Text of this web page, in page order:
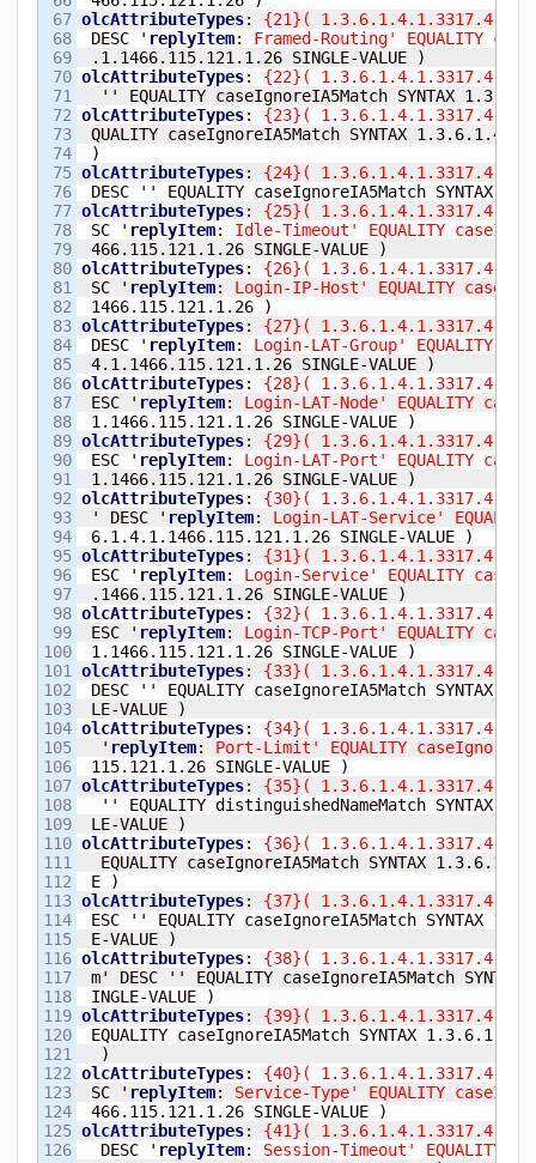
67
68
69
70
71
72
73
74
75
76
77
78
79
80
81
82
83
84
85
86
87
88
89
90
91
92
93
94
95
96
97
98
99
100
101
102
103
104
105
106
107
108
109
110
111
112
113
114
115
116
117
118
119
120
121
122
123
124
125
126
olcAttributeTypes: {21} (
DESC ' replyItem:
Framed-Routing' EQUALITY
.1.1466.115.121.1.26 SINGLE-VALUE
)
olcAttributeTypes: {22} (
'' EQUALITY caseIgnoreIA5Match SYNTAX
olcAttributeTypes: {23} (
QUALITY caseIgnoreIA5Match SYNTAX
)
olcAttributeTypes: {24} (
DESC '' EQUALITY caseIgnoreIA5Match SYNTAX
olcAttributeTypes: {25} (
SC ' replyItem:
Idle-Timeout' EQUALITY
466.115.121.1.26 SINGLE-VALUE
)
olcAttributeTypes: {26} (
SC ' replyItem:
Login-IP-Host' EQUALITY
1466.115.121.1.26
)
olcAttributeTypes: {27} (
DESC ' replyItem:
Login-LAT-Group' EQUALITY
4.1.1466.115.121.1.26 SINGLE-VALUE
)
olcAttributeTypes: {28} (
ESC ' replyItem:
Login-LAT-Node' EQUALITY
1.1466.115.121.1.26 SINGLE-VALUE
)
olcAttributeTypes: {29} (
ESC ' replyItem:
Login-LAT-Port' EQUALITY
1.1466.115.121.1.26 SINGLE-VALUE
)
olcAttributeTypes: {30} (
' DESC ' replyItem:
Login-LAT-Service'
6.1.4.1.1466.115.121.1.26 SINGLE-VALUE
)
olcAttributeTypes: {31} (
ESC ' replyItem:
Login-Service' EQUALITY
.1466.115.121.1.26 SINGLE-VALUE
)
olcAttributeTypes: {32} (
ESC ' replyItem:
Login-TCP-Port' EQUALITY
1.1466.115.121.1.26 SINGLE-VALUE
)
olcAttributeTypes: {33} (
DESC '' EQUALITY caseIgnoreIA5Match SYNTAX
LE-VALUE
)
olcAttributeTypes: {34} (
  '
replyItem:
Port-Limit' EQUALITY
115.121.1.26 SINGLE-VALUE
)
olcAttributeTypes: {35} (
'' EQUALITY distinguishedNameMatch SYNTAX
LE-VALUE
)
olcAttributeTypes: {36} (
EQUALITY caseIgnoreIA5Match SYNTAX
E
)
olcAttributeTypes: {37} (
ESC '' EQUALITY caseIgnoreIA5Match SYNTAX
E-VALUE
)
olcAttributeTypes: {38} (
m' DESC '' EQUALITY caseIgnoreIA5Match
INGLE-VALUE
)
olcAttributeTypes: {39} (
EQUALITY caseIgnoreIA5Match SYNTAX
)
olcAttributeTypes: {40} (
SC ' replyItem:
Service-Type' EQUALITY
466.115.121.1.26 SINGLE-VALUE
)
olcAttributeTypes: {41} (
  DESC '
replyItem:
Session-Timeout' EQUALITY